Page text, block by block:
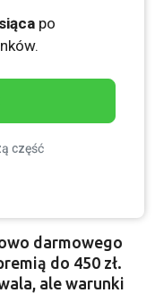
po
część
darmowego
do 450 zł.
ale warunki